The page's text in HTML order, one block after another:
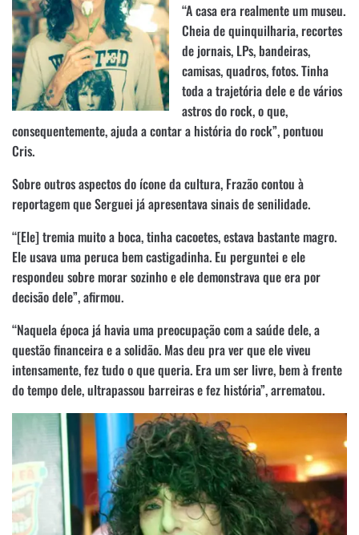
“A casa era realmente um museu.
Cheia de quinquilharia, recortes
de jornais, LPs, bandeiras,
camisas, quadros, fotos. Tinha
toda a trajetória dele e de vários
astros do rock, o que,
consequentemente, ajuda a contar a história do rock”, pontuou
Cris.
Sobre outros aspectos do ícone da cultura, Frazão contou à
reportagem que Serguei já apresentava sinais de senilidade.
“[Ele] tremia muito a boca, tinha cacoetes, estava bastante magro.
Ele usava uma peruca bem castigadinha. Eu perguntei e ele
respondeu sobre morar sozinho e ele demonstrava que era por
decisão dele”, afirmou.
“Naquela época já havia uma preocupação com a saúde dele, a
questão financeira e a solidão. Mas deu pra ver que ele viveu
intensamente, fez tudo o que queria. Era um ser livre, bem à frente
do tempo dele, ultrapassou barreiras e fez história”, arrematou.